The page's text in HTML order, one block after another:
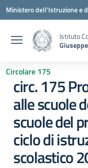
Vai ai contenuti
Vai al menu di navigazione
Vai al footer
Ministero dell'Istruzione e
Istituto
Circolare 175
circ. 175
alle scuole
scuole del
ciclo di
scolastico